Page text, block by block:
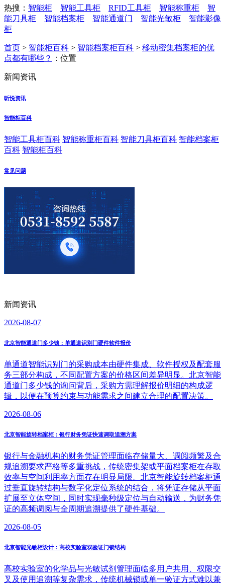
热搜： 智能柜 智能工具柜 RFID工具柜 智能称重柜
智
能刀具柜
智能档案柜 智能通道门 智能光敏柜
智能影像
柜
首页 > 智能柜百科 > 智能档案柜百科 > 移动密集档案柜的优
点都有哪些？
：位置
新闻资讯
昕悦资讯
智能柜百科
智能工具柜百科 智能称重柜百科 智能刀具柜百科 智能档案柜
百科 智能柜百科
常见问题
新闻资讯
2026-08-07
北京智能通道门多少钱：单通道识别门硬件软件报价
单通道智能识别门的采购成本由硬件集成、软件授权及配套服
务三部分构成，不同配置方案的价格区间差异明显。北京智能
通道门多少钱的询问背后，采购方需理解报价明细的构成逻
辑，以便在预算约束与功能需求之间建立合理的配置决策。
2026-08-06
北京智能旋转档案柜：银行财务凭证快速调取追溯方案
银行与金融机构的财务凭证管理面临存储量大、调阅频繁及合
规追溯要求严格等多重挑战，传统密集架或平面档案柜在存取
效率与空间利用率方面存在明显局限。北京智能旋转档案柜通
过垂直旋转结构与数字化定位系统的结合，将凭证存储从平面
扩展至立体空间，同时实现毫秒级定位与自动输送，为财务凭
证的高频调阅与全周期追溯提供了硬件基础。
2026-08-05
北京智能光敏柜设计：高校实验室双验证门锁结构
高校实验室的化学品与光敏试剂管理面临多用户共用、权限交
叉及使用追溯等复杂需求，传统机械锁或单一验证方式难以兼